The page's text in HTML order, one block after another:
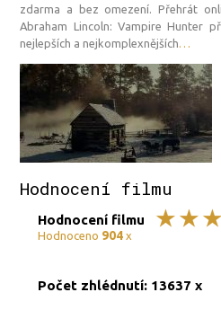
zdarma a bez omezení. Přehrát
Abraham Lincoln: Vampire Hunter
nejlepších a nejkomplexnějších
Hodnocení filmu
Hodnocení filmu
Hodnoceno 904x
Počet zhlédnutí: 13637 x